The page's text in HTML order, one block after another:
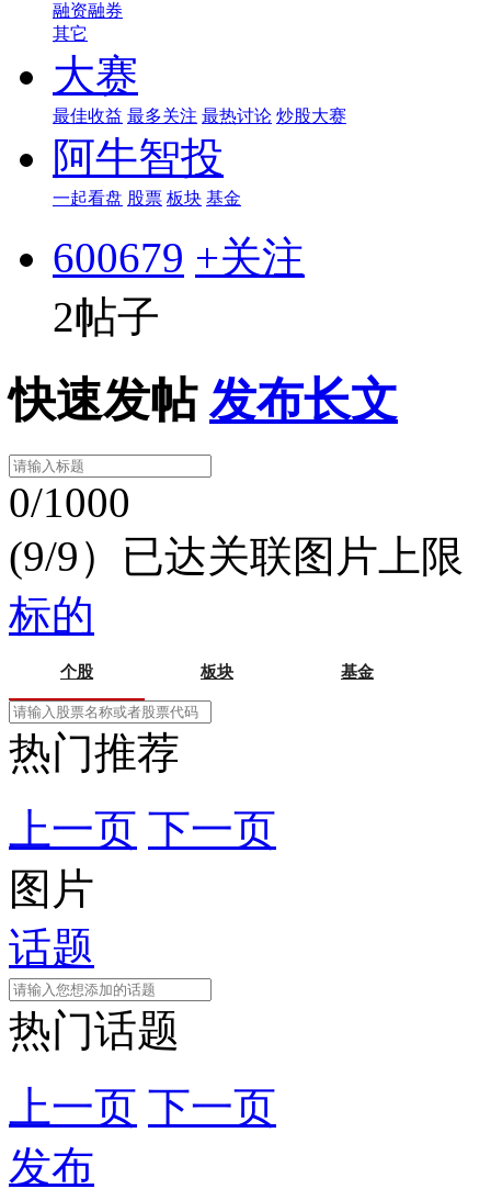
融资融券
其它
大赛
最佳收益 最多关注 最热讨论 炒股大赛
阿牛智投
一起看盘 股票 板块 基金
600679 +关注
2帖子
快速发帖 发布长文
0/1000
(9/9）已达关联图片上限
标的
个股 板块 基金
热门推荐
上一页 下一页
图片
话题
热门话题
上一页 下一页
发布